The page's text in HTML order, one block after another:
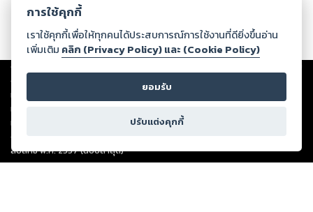
Copyright ©
ต่อผลงานหรือเนื้อหาใดที่อัปโหลดผ่านเว็บไซต์และปรากฏว่าละเมิดสิทธิใน
ทรัพย์สินทางปัญญาของบุคคลอื่นหรือขัดต่อกฎหมายและศีลธรรม ดังนั้น ผู้อ่าน
ทุกท่านโปรดใช้วิจารณญาณในการกลั่นกรองด้วยตนเอง และหากท่านพบว่าส่วน
หนึ่งส่วนใดขัดต่อกฎหมายและศีลธรรม กรุณาแจ้งมายังบริษัท เพื่อทีมงานจะได้
ดำเนินการในทันที ทั้งนี้ ทางสตอรี่ล็อกขอสงวนลิขสิทธิ์ตามพระราชบัญญัติ
ลิขสิทธิ์ พ.ศ. 2537 (ฉบับล่าสุด)
การใช้คุกกี้
เราใช้คุกกี้เพื่อให้ทุกคนได้ประสบการณ์การใช้งานที่ดียิ่งขึ้นอ่าน
เพิ่มเติม คลิก (Privacy Policy) และ (Cookie Policy)
ยอมรับ
ปรับแต่งคุกกี้